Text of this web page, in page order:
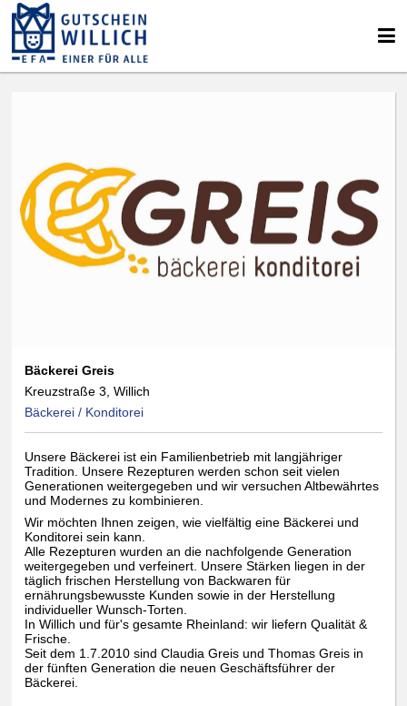
Bäckerei Greis
Kreuzstraße 3, Willich
Bäckerei / Konditorei
Unsere Bäckerei ist ein Familienbetrieb mit langjähriger
Tradition. Unsere Rezepturen werden schon seit vielen
Generationen weitergegeben und wir versuchen Altbewährtes
und Modernes zu kombinieren.
Wir möchten Ihnen zeigen, wie vielfältig eine Bäckerei und
Konditorei sein kann.
Alle Rezepturen wurden an die nachfolgende Generation
weitergegeben und verfeinert. Unsere Stärken liegen in der
täglich frischen Herstellung von Backwaren für
ernährungsbewusste Kunden sowie in der Herstellung
individueller Wunsch-Torten.
In Willich und für's gesamte Rheinland: wir liefern Qualität &
Frische.
Seit dem 1.7.2010 sind Claudia Greis und Thomas Greis in
der fünften Generation die neuen Geschäftsführer der
Bäckerei.